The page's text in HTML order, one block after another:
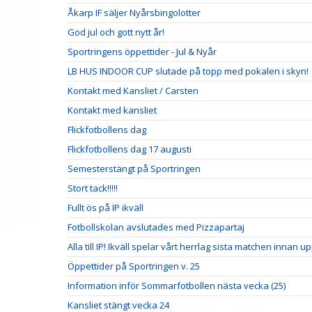
Åkarp IF säljer Nyårsbingolotter
God jul och gott nytt år!
Sportringens öppettider - Jul & Nyår
LB HUS INDOOR CUP slutade på topp med pokalen i skyn!
Kontakt med Kansliet / Carsten
Kontakt med kansliet
Flickfotbollens dag
Flickfotbollens dag 17 augusti
Semesterstängt på Sportringen
Stort tack!!!!!
Fullt ös på IP ikväll
Fotbollskolan avslutades med Pizzapartaj
Alla till IP! Ikväll spelar vårt herrlag sista matchen innan
Öppettider på Sportringen v. 25
Information inför Sommarfotbollen nästa vecka (25)
Kansliet stängt vecka 24